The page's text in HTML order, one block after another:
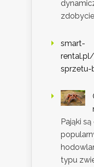
smart-
Pająki
typu